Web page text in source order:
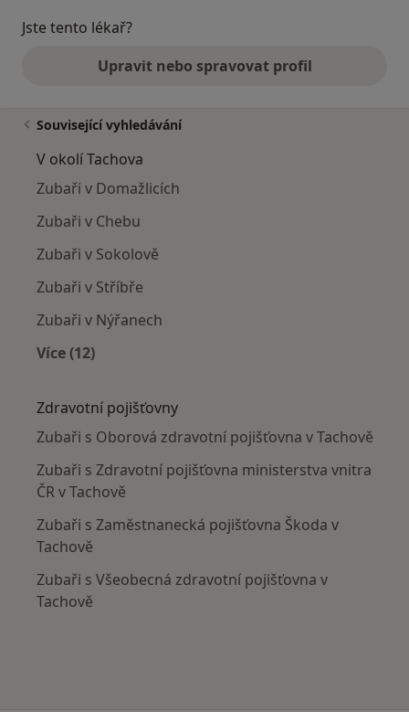
Jste tento lékař?
Upravit nebo spravovat profil
Související vyhledávání
V okolí Tachova
Zubaři v Domažlicích
Zubaři v Chebu
Zubaři v Sokolově
Zubaři v Stříbře
Zubaři v Nýřanech
Více (12)
Zdravotní pojišťovny
Zubaři s Oborová zdravotní pojišťovna v Tachově
Zubaři s Zdravotní pojišťovna ministerstva vnitra
ČR v Tachově
Zubaři s Zaměstnanecká pojišťovna Škoda v
Tachově
Zubaři s Všeobecná zdravotní pojišťovna v
Tachově